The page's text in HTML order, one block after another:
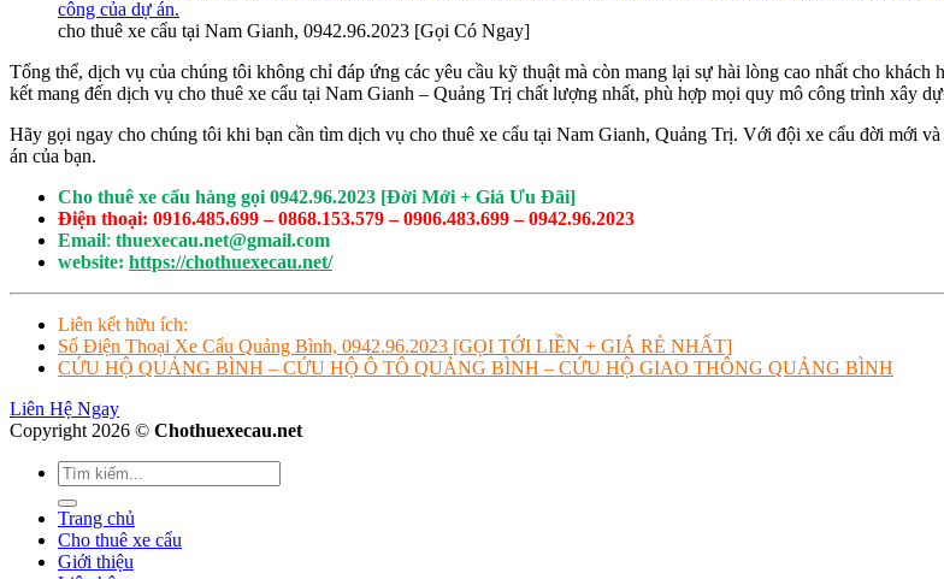
cho thuê xe cẩu tại Nam Gianh, 0942.96.2023 [Gọi Có Ngay]
Tổng thể, dịch vụ của chúng tôi không chỉ đáp ứng các yêu cầu kỹ thuật mà còn mang lại sự hài lòng cao nhất cho
kết mang đến dịch vụ cho thuê xe cẩu tại Nam Gianh – Quảng Trị chất lượng nhất, phù hợp mọi quy mô công trình xây
Hãy gọi ngay cho chúng tôi khi bạn cần tìm dịch vụ cho thuê xe cẩu tại Nam Gianh, Quảng Trị. Với đội xe cẩu đời mới
án của bạn.
Cho thuê xe cẩu hàng gọi 0942.96.2023 [Đời Mới + Giá Ưu Đãi]
Điện thoại: 0916.485.699 – 0868.153.579 – 0906.483.699 – 0942.96.2023
Email: thuexecau.net@gmail.com
website: https://chothuexecau.net/
Liên kết hữu ích:
Số Điện Thoại Xe Cẩu Quảng Bình, 0942.96.2023 [GỌI TỚI LIỀN + GIÁ RẺ NHẤT]
CỨU HỘ QUẢNG BÌNH – CỨU HỘ Ô TÔ QUẢNG BÌNH – CỨU HỘ GIAO THÔNG QUẢNG BÌNH
Liên Hệ Ngay
Copyright 2026 © Chothuexecau.net
Trang chủ
Cho thuê xe cẩu
Giới thiệu